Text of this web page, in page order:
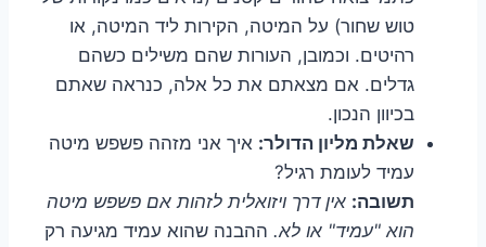
טוש שחור) על המיטה, הקירות ליד המיטה, או
רהיטים. וכמובן, העורות שהם משילים כשהם
גדלים. אם מצאתם את כל אלה, כנראה שאתם
בכיוון הנכון.
שאלת מליון הדולר: איך אני מזהה פשפש מיטה
עמיד לעומת רגיל?
תשובה: אין דרך ויזואלית לזהות אם פשפש מיטה
הוא "עמיד" או לא. ההבנה שהוא עמיד מגיעה רק